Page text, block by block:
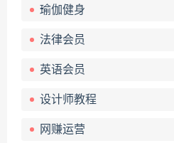
瑜伽健身
法律会员
英语会员
设计师教程
网赚运营